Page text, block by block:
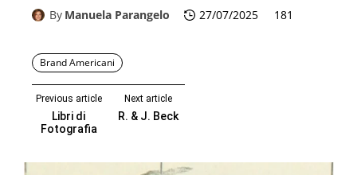
By Manuela Parangelo 27/07/2025 181
Brand Americani
Previous article
Libri di
Fotografia
Next article
R. & J. Beck